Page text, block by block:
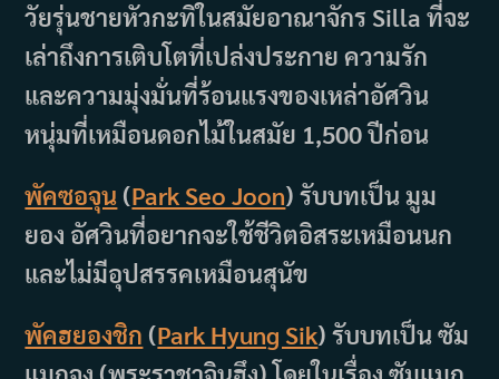
วัยรุ่นชายหัวกะทิในสมัยอาณาจักร Silla ที่จะ
เล่าถึงการเติบโตที่เปล่งประกาย ความรัก
และความมุ่งมั่นที่ร้อนแรงของเหล่าอัศวิน
หนุ่มที่เหมือนดอกไม้ในสมัย 1,500 ปีก่อน
พัคซอจุน (Park Seo Joon) รับบทเป็น มูม
ยอง อัศวินที่อยากจะใช้ชีวิตอิสระเหมือนนก
และไม่มีอุปสรรคเหมือนสุนัข
พัคฮยองชิก (Park Hyung Sik) รับบทเป็น ซัม